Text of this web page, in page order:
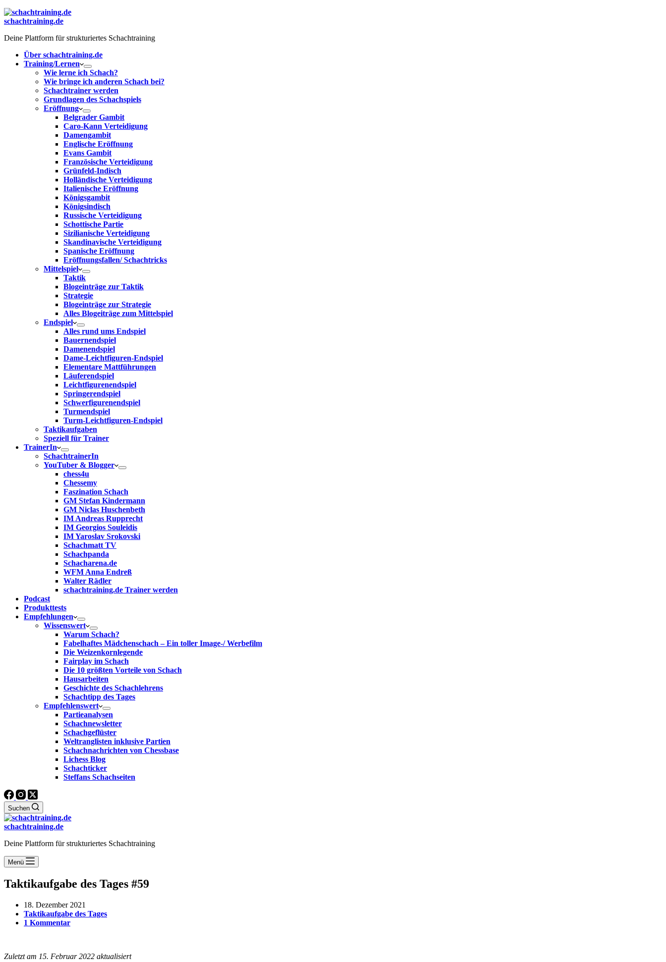
schachtraining.de
Deine Plattform für strukturiertes Schachtraining
Über schachtraining.de
Training/Lernen
Wie lerne ich Schach?
Wie bringe ich anderen Schach bei?
Schachtrainer werden
Grundlagen des Schachspiels
Eröffnung
Belgrader Gambit
Caro-Kann Verteidigung
Damengambit
Englische Eröffnung
Evans Gambit
Französische Verteidigung
Grünfeld-Indisch
Holländische Verteidigung
Italienische Eröffnung
Königsgambit
Königsindisch
Russische Verteidigung
Schottische Partie
Sizilianische Verteidigung
Skandinavische Verteidigung
Spanische Eröffnung
Eröffnungsfallen/ Schachtricks
Mittelspiel
Taktik
Blogeinträge zur Taktik
Strategie
Blogeinträge zur Strategie
Alles Blogeiträge zum Mittelspiel
Endspiel
Alles rund ums Endspiel
Bauernendspiel
Damenendspiel
Dame-Leichtfiguren-Endspiel
Elementare Mattführungen
Läuferendspiel
Leichtfigurenendspiel
Springerendspiel
Schwerfigurenendspiel
Turmendspiel
Turm-Leichtfiguren-Endspiel
Taktikaufgaben
Speziell für Trainer
TrainerIn
SchachtrainerIn
YouTuber & Blogger
chess4u
Chessemy
Faszination Schach
GM Stefan Kindermann
GM Niclas Huschenbeth
IM Andreas Rupprecht
IM Georgios Souleidis
IM Yaroslav Srokovski
Schachmatt TV
Schachpanda
Schacharena.de
WFM Anna Endreß
Walter Rädler
schachtraining.de Trainer werden
Podcast
Produkttests
Empfehlungen
Wissenswert
Warum Schach?
Fabelhaftes Mädchenschach – Ein toller Image-/ Werbefilm
Die Weizenkornlegende
Fairplay im Schach
Die 10 größten Vorteile von Schach‎
Hausarbeiten
Geschichte des Schachlehrens
Schachtipp des Tages
Empfehlenswert
Partieanalysen
Schachnewsletter
Schachgeflüster
Weltranglisten inklusive Partien
Schachnachrichten von Chessbase
Lichess Blog
Schachticker
Steffans Schachseiten
Suchen
schachtraining.de
Deine Plattform für strukturiertes Schachtraining
Menü
Taktikaufgabe des Tages #59
18. Dezember 2021
Taktikaufgabe des Tages
1 Kommentar
Zuletzt am 15. Februar 2022 aktualisiert